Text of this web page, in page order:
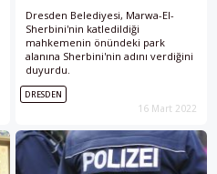
Dresden Belediyesi, Marwa-El-
Sherbini'nin katledildiği
mahkemenin önündeki park
alanına Sherbini'nin adını verdiğini
duyurdu.
DRESDEN
16 Mart 2022